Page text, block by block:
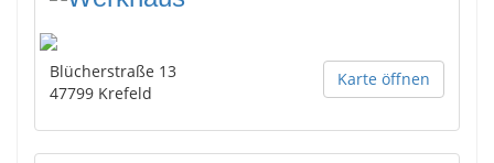
Karte öffnen
Blücherstraße 13
47799 Krefeld